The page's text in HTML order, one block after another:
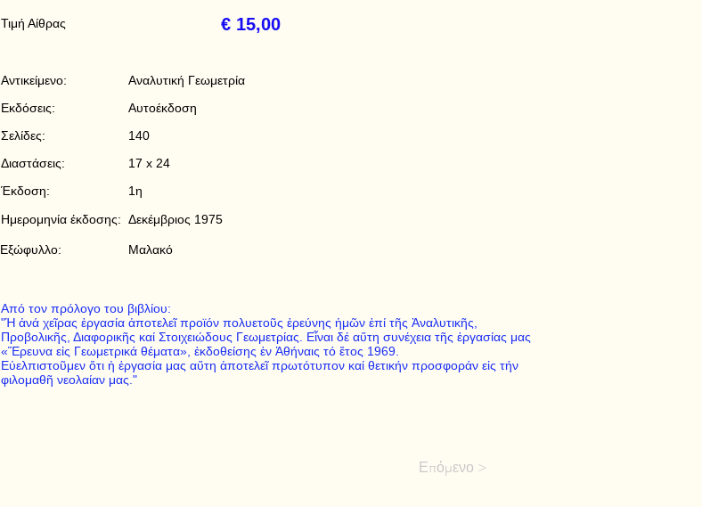
Τιμή Αίθρας € 15,00
Αντικείμενο:
Αναλυτική Γεωμετρία
Εκδόσεις:
Αυτοέκδοση
Σελίδες:
140
Διαστάσεις:
17 x 24
Έκδοση:
1η
Ημερομηνία έκδοσης: Δεκέμβριος 1975
Μαλακό
Εξώφυλλο:
Από τον πρόλογο του βιβλίου:
"Ἡ ἀνά χεῖρας ἐργασία ἀποτελεῖ προϊόν πολυετοῦς ἐρεύνης ἡμῶν ἐπί τῆς Ἀναλυτικῆς,
Προβολικῆς, Διαφορικῆς καί Στοιχειώδους Γεωμετρίας. Εἶναι δέ αὕτη συνέχεια τῆς ἐργασίας μας
«Ἕρευνα εἰς Γεωμετρικά θέματα», ἐκδοθείσης ἐν Ἀθήναις τό ἔτος 1969.
Εὐελπιστοῦμεν ὅτι ἡ ἐργασία μας αὕτη ἀποτελεῖ πρωτότυπον καί θετικήν προσφοράν εἰς τήν
φιλομαθῆ νεολαίαν μας."
Επόμενο >